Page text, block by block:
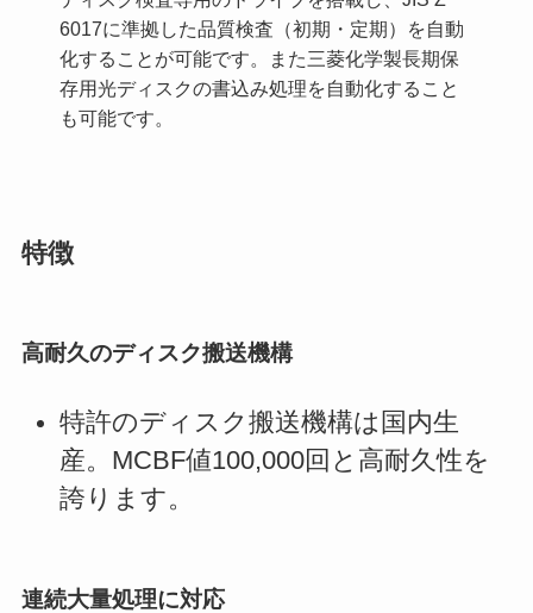
6017に準拠した品質検査（初期・定期）を自動
化することが可能です。また三菱化学製長期保
存用光ディスクの書込み処理を自動化すること
も可能です。
特徴
高耐久のディスク搬送機構
特許のディスク搬送機構は国内生
産。MCBF値100,000回と高耐久性を
誇ります。
連続大量処理に対応